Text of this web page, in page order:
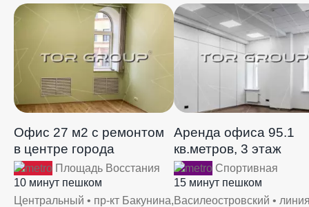
Офис 27 м2 с ремонтом
в центре города
Площадь Восстания
10 минут пешком
Центральный • пр-кт Бакунина,
Аренда офиса 95.1
кв.метров, 3 этаж
Спортивная
15 минут пешком
Василеостровский •